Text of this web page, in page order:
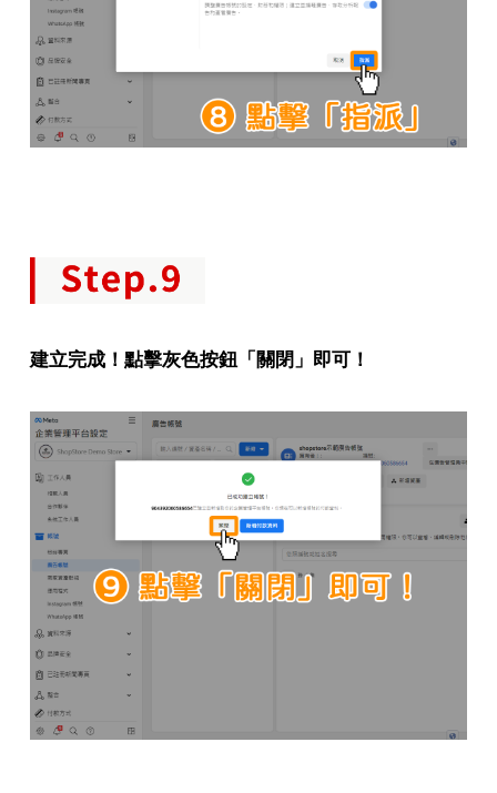
建立完成！點擊灰色按鈕「關閉」即可！